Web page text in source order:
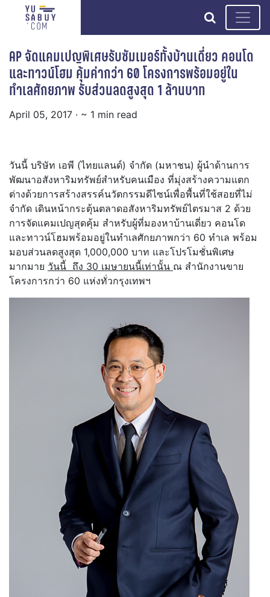
search
AP จัดแคมเปญพิเศษรับซัมเมอร์ทั้งบ้านเดี่ยว คอนโด
และทาวน์โฮม คุ้มค่ากว่า 60 โครงการพร้อมอยู่ใน
ทำเลศักยภาพ รับส่วนลดสูงสุด 1 ล้านบาท
April 05, 2017 · ~ 1 min read
วันนี้ บริษัท เอพี (ไทยแลนด์) จำกัด (มหาชน) ผู้นำด้านการ
พัฒนาอสังหาริมทรัพย์สำหรับคนเมือง ที่มุ่งสร้างความแตก
ต่างด้วยการสร้างสรรค์นวัตกรรมดีไซน์เพื่อพื้นที่ใช้สอยที่ไม่
จำกัด เดินหน้ากระตุ้นตลาดอสังหาริมทรัพย์ไตรมาส 2 ด้วย
การจัดแคมเปญสุดคุ้ม สำหรับผู้ที่มองหาบ้านเดี่ยว คอนโด
และทาวน์โฮมพร้อมอยู่ในทำเลศักยภาพกว่า 60 ทำเล พร้อม
มอบส่วนลดสูงสุด 1,000,000 บาท และโปรโมชั่นพิเศษ
มากมาย วันนี้ ถึง 30 เมษายนนี้เท่านั้น ณ สำนักงานขาย
โครงการกว่า 60 แห่งทั่วกรุงเทพฯ